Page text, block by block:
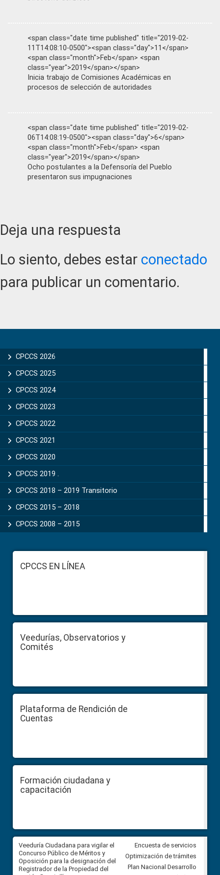
<span class="date time published" title="2019-02-
11T14:08:10-0500"><span class="day">11</span>
<span class="month">Feb</span> <span
class="year">2019</span></span>
Inicia trabajo de Comisiones Académicas en
procesos de selección de autoridades
<span class="date time published" title="2019-02-
06T14:08:19-0500"><span class="day">6</span>
<span class="month">Feb</span> <span
class="year">2019</span></span>
Ocho postulantes a la Defensoría del Pueblo
presentaron sus impugnaciones
Reader
Interactions
Deja una respuesta
Lo siento, debes estar conectado
para publicar un comentario.
Sidebar
CPCCS 2026
CPCCS 2025
CPCCS 2024
CPCCS 2023
CPCCS 2022
CPCCS 2021
CPCCS 2020
CPCCS 2019 .
CPCCS 2018 – 2019 Transitorio
CPCCS 2015 – 2018
CPCCS 2008 – 2015
FooterCPCCS EN LÍNEA
Veedurías, Observatorios y
Comités
Plataforma de Rendición de
Cuentas
Formación ciudadana y
capacitación
Veeduría Ciudadana para vigilar el
Concurso Público de Méritos y
Oposición para la designación del
Registrador de la Propiedad del
Veeduría Ciudadana para
construcción del asfaltado de
Ballenita del cantón Santa
Encuesta de servicios
Optimización de trámites
Plan Nacional Desarrollo